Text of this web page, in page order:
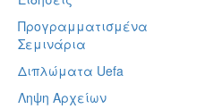
Προγραμματισμένα
Σεμινάρια
Διπλώματα Uefa
Ληψη Αρχείων